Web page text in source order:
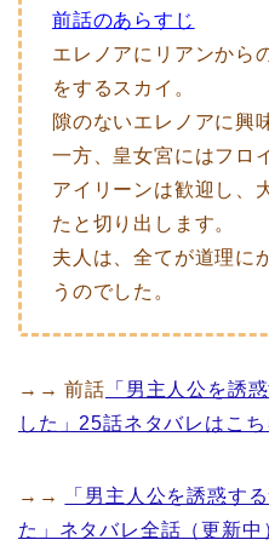
前話のあらすじ
エレノアにリアンから
をするスカイ。
隙のないエレノアに興
一方、皇女宮にはフロ
アイリーンは歓迎し、
たと切り出します。
夫人は、全てが道理に
うのでした。
→→ 前話 「男主人公を誘
した」25話ネタバレはこち
→→
「男主人公を誘惑す
た」ネタバレ全話（更新中